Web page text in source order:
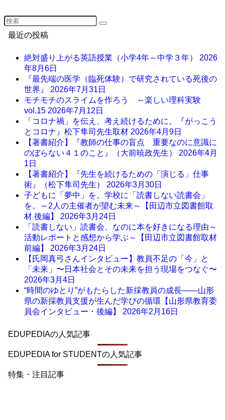
最近の投稿
絶対盛り上がる英語授業（小学4年～中学３年） 2026
年8月6日
『最先端の医学（臨死体験）で研究されている死後の
世界』 2026年7月31日
モチモチのスライムを作ろう ～楽しい理科実験
vol.15 2026年7月12日
「コロナ禍」を伝え、考え続けるために。『がっこう
とコロナ』松下隼司先生取材 2026年4月9日
【著書紹介】『教師の仕事の盲点 重要なのに意識に
のぼらない４１のこと』（大前暁政先生） 2026年4月
1日
【著書紹介】『先生を続けるための「演じる」仕事
術』（松下隼司先生） 2026年3月30日
子どもに「夢中」を。学校に「読書しない読書会」
を。～2人の主催者が望む未来～【田辺市立図書館取
材 後編】 2026年3月24日
「読書しない」読書会、なのに本を好きになる理由～
活動レポートと感想から学ぶ～【田辺市立図書館取材
前編】 2026年3月24日
【氏岡真弓さんインタビュー】教員不足の「今」と
「未来」〜日本社会とその未来を担う現場をつなぐ〜
2026年3月4日
“時間のゆとり”がもたらした新採教員の成長――山形
県の新採教員支援が生んだ学びの循環【山形県教育委
員会インタビュー・後編】 2026年2月16日
EDUPEDIAの人気記事
EDUPEDIA for STUDENTの人気記事
特集・注目記事